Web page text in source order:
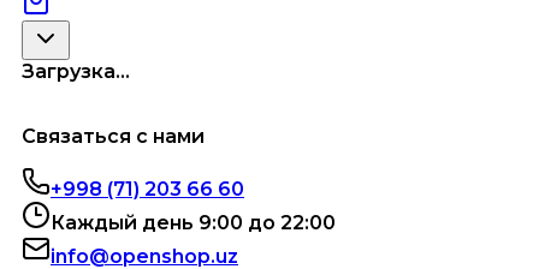
Загрузка...
Связаться с нами
+998 (71) 203 66 60
Каждый день 9:00 до 22:00
info@openshop.uz